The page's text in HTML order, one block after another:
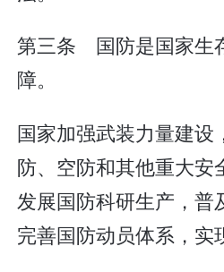
第三条 国防是国家生
障。
国家加强武装力量建设
防、空防和其他重大安
发展国防科研生产，普
完善国防动员体系，实